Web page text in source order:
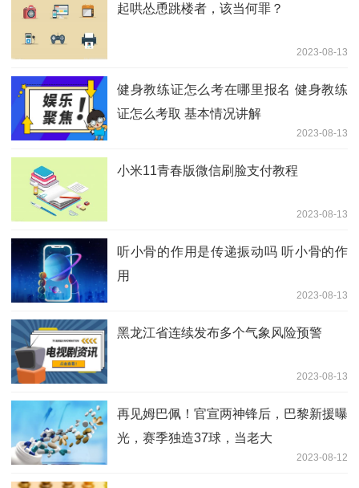
起哄怂恿跳楼者，该当何罪？
2023-08-13
健身教练证怎么考在哪里报名 健身教练
证怎么考取 基本情况讲解
2023-08-13
小米11青春版微信刷脸支付教程
2023-08-13
听小骨的作用是传递振动吗 听小骨的作
用
2023-08-13
黑龙江省连续发布多个气象风险预警
2023-08-13
再见姆巴佩！官宣两神锋后，巴黎新援曝
光，赛季独造37球，当老大
2023-08-12